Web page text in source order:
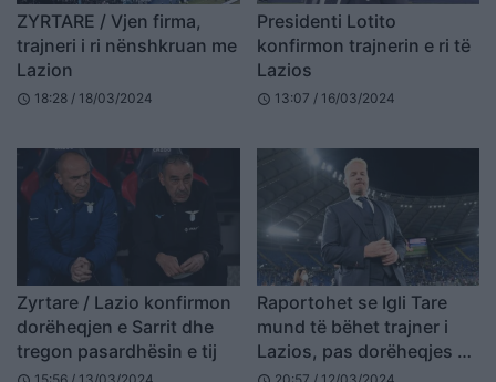
ZYRTARE / Vjen firma,
trajneri i ri nënshkruan me
Lazion
schedule 18:28 / 18/03/2024
Presidenti Lotito
konfirmon trajnerin e ri të
Lazios
schedule 13:07 / 16/03/2024
Zyrtare / Lazio konfirmon
dorëheqjen e Sarrit dhe
tregon pasardhësin e tij
Raportohet se Igli Tare
mund të bëhet trajner i
Lazios, pas dorëheqjes së
Sarrit